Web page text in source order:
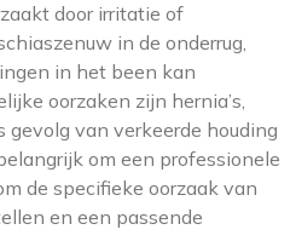
door irritatie of
in de onderrug,
in het been kan
oorzaken zijn hernia’s,
van verkeerde houding
om een professionele
de specifieke oorzaak van
en een passende